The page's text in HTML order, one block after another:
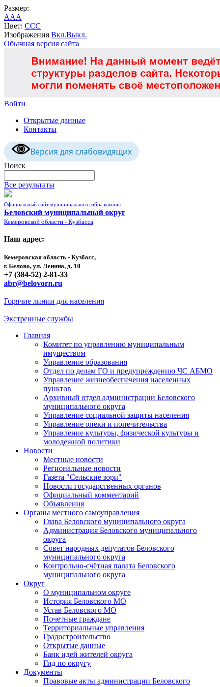
Размер:
AAA
Цвет: CCC
Изображения Вкл.Выкл.
Обычная версия сайта
Войти
Открытые данные
Контакты
Версия для слабовидящих
Поиск
Все результаты
Официальный сайт муниципального образования
Беловский муниципальный округ
Кемеровской области - Кузбасса
Наш адрес:
Кемеровская область - Кузбасс,
г. Белово, ул. Ленина, д. 10
+7 (384-52) 2-81-33
abr@belovorn.ru
Горячие линии для населения
Экстренные службы
Главная
Комитет по управлению муниципальным
имуществом
Управление образования
Отдел по делам ГО и предупреждению ЧС АБМО
Управление жизнеобеспечения населенных
пунктов
Архивный отдел администрации Беловского
муниципального округа
Управление социальной защиты населения
Управление опеки и попечительства
Управление культуры, физической культуры и
молодежной политики
Новости
Местные новости
Региональные новости
Газета "Сельские зори"
Новости государственных органов
Официальный комментарий
Объявления
Органы местного самоуправления
Глава Беловского муниципального округа
Администрация Беловского муниципального
округа
Совет народных депутатов Беловского
муниципального округа
Контрольно-счётная палата Беловского
муниципального округа
Округ
О муниципальном округе
История Беловского МО
Устав Беловского МО
Почетные граждане
Территориальные управления
Градостроительство
Открытые данные
Банк идей жителей округа
Гид по округу
Документы
Правовые акты администрации Беловского